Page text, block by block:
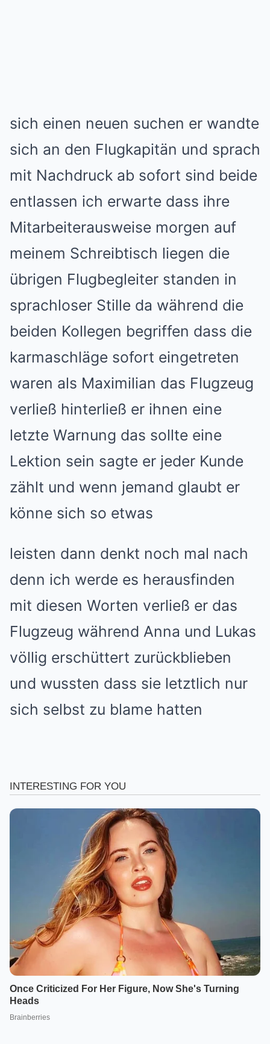
sich einen neuen suchen er wandte
sich an den Flugkapitän und sprach
mit Nachdruck ab sofort sind beide
entlassen ich erwarte dass ihre
Mitarbeiterausweise morgen auf
meinem Schreibtisch liegen die
übrigen Flugbegleiter standen in
sprachloser Stille da während die
beiden Kollegen begriffen dass die
karmaschläge sofort eingetreten
waren als Maximilian das Flugzeug
verließ hinterließ er ihnen eine
letzte Warnung das sollte eine
Lektion sein sagte er jeder Kunde
zählt und wenn jemand glaubt er
könne sich so etwas
leisten dann denkt noch mal nach
denn ich werde es herausfinden
mit diesen Worten verließ er das
Flugzeug während Anna und Lukas
völlig erschüttert zurückblieben
und wussten dass sie letztlich nur
sich selbst zu blame hatten